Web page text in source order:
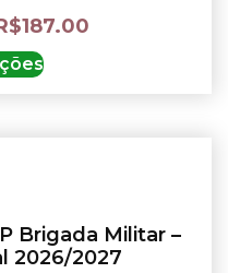
187.00
Brigada Militar –
2026/2027